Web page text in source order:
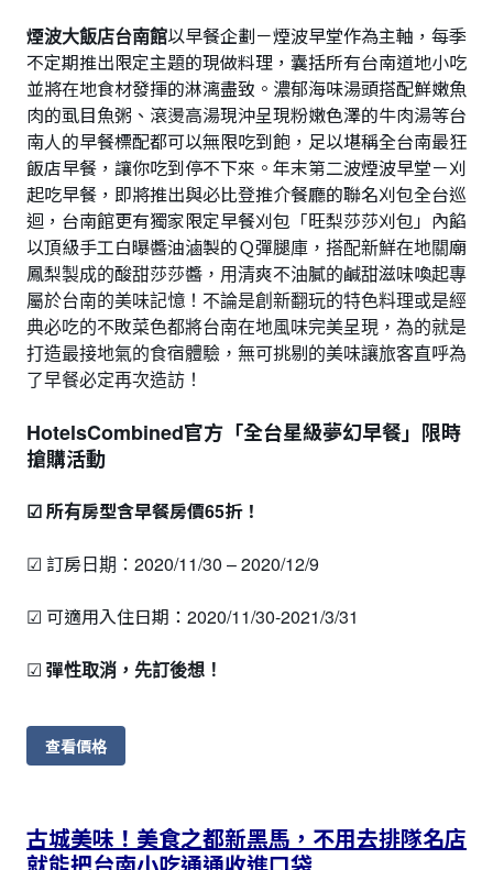
煙波大飯店台南館以早餐企劃－煙波早堂作為主軸，每季
不定期推出限定主題的現做料理，囊括所有台南道地小吃
並將在地食材發揮的淋漓盡致。濃郁海味湯頭搭配鮮嫩魚
肉的虱目魚粥、滾燙高湯現沖呈現粉嫩色澤的牛肉湯等台
南人的早餐標配都可以無限吃到飽，足以堪稱全台南最狂
飯店早餐，讓你吃到停不下來。年末第二波煙波早堂－刈
起吃早餐，即將推出與必比登推介餐廳的聯名刈包全台巡
迴，台南館更有獨家限定早餐刈包「旺梨莎莎刈包」內餡
以頂級手工白曝醬油滷製的Ｑ彈腿庫，搭配新鮮在地關廟
鳳梨製成的酸甜莎莎醬，用清爽不油膩的鹹甜滋味喚起專
屬於台南的美味記憶！不論是創新翻玩的特色料理或是經
典必吃的不敗菜色都將台南在地風味完美呈現，為的就是
打造最接地氣的食宿體驗，無可挑剔的美味讓旅客直呼為
了早餐必定再次造訪！
HotelsCombined官方「全台星級夢幻早餐」限時
搶購活動
☑ 所有房型含早餐房價65折！
☑ 訂房日期：2020/11/30 – 2020/12/9
☑ 可適用入住日期：2020/11/30-2021/3/31
☑ 彈性取消，先訂後想！
查看價格
古城美味！美食之都新黑馬，不用去排隊名店